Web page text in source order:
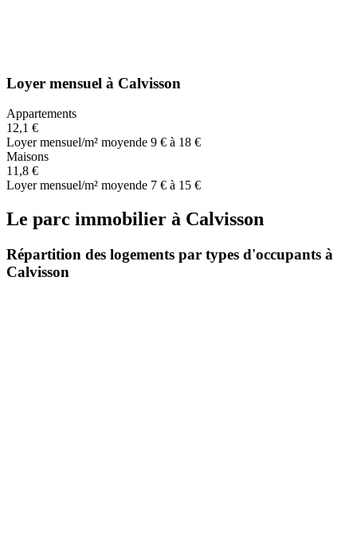
Loyer mensuel à Calvisson
Appartements
12,1 €
Loyer mensuel/m² moyende 9 € à 18 €
Maisons
11,8 €
Loyer mensuel/m² moyende 7 € à 15 €
Le parc immobilier à Calvisson
Répartition des logements par types d'occupants à
Calvisson